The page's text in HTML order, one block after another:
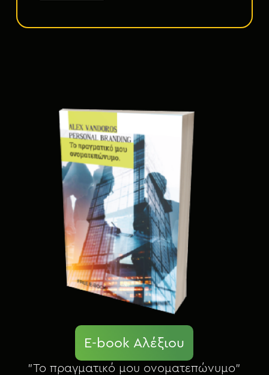
E-book Αλέξιου
"Το πραγματικό μου ονοματεπώνυμο"